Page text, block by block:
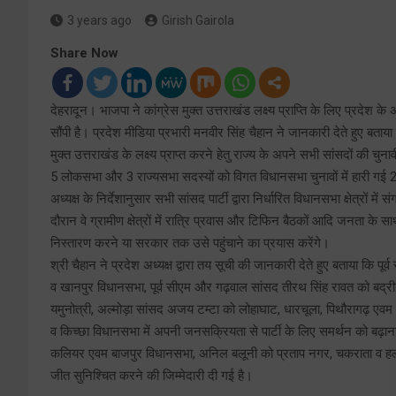
3 years ago Girish Gairola
Share Now
देहरादून। भाजपा ने कांग्रेस मुक्त उत्तराखंड लक्ष्य प्राप्ति के लिए प्रदेश के
सौंपी है। प्रदेश मीडिया प्रभारी मनवीर सिंह चैहान ने जानकारी देते हुए
मुक्त उत्तराखंड के लक्ष्य प्राप्त करने हेतु राज्य के अपने सभी सांसदों की
5 लोकसभा और 3 राज्यसभा सदस्यों को विगत विधानसभा चुनावों में हारी
अध्यक्ष के निर्देशानुसार सभी सांसद पार्टी द्वारा निर्धारित विधानसभा
दौरान वे ग्रामीण क्षेत्रों में रात्रि प्रवास और टिफिन बैठकों आदि जनता
निस्तारण करने या सरकार तक उसे पहुंचाने का प्रयास करेंगे।
श्री चैहान ने प्रदेश अध्यक्ष द्वारा तय सूची की जानकारी देते हुए बताया कि
व खानपुर विधानसभा, पूर्व सीएम और गढ़वाल सांसद तीरथ सिंह रावत को
यमुनोत्री, अल्मोड़ा सांसद अजय टम्टा को लोहाघाट, धारचूला, पिथौरागढ़
व किच्छा विधानसभा में अपनी जनसक्रियता से पार्टी के लिए समर्थन को
कलियर एवम बाजपुर विधानसभा, अनिल बलूनी को प्रताप नगर, चकराता व
जीत सुनिश्चित करने की जिम्मेदारी दी गई है।